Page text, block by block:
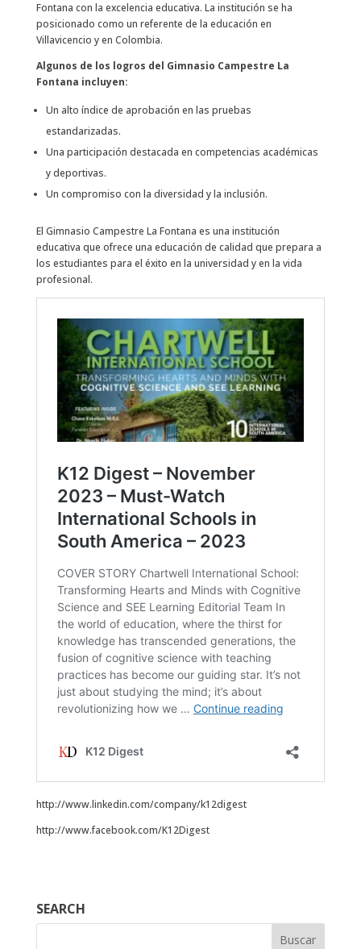
Fontana con la excelencia educativa. La institución se ha
posicionado como un referente de la educación en
Villavicencio y en Colombia.
Algunos de los logros del Gimnasio Campestre La
Fontana incluyen:
Un alto índice de aprobación en las pruebas
estandarizadas.
Una participación destacada en competencias académicas
y deportivas.
Un compromiso con la diversidad y la inclusión.
El Gimnasio Campestre La Fontana es una institución
educativa que ofrece una educación de calidad que prepara a
los estudiantes para el éxito en la universidad y en la vida
profesional.
http://www.linkedin.com/company/k12digest
http://www.facebook.com/K12Digest
SEARCH